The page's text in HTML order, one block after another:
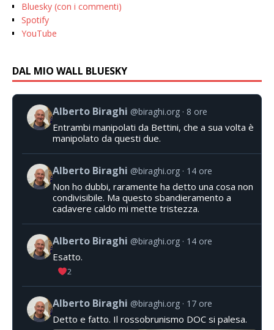
Bluesky (con i commenti)
Spotify
YouTube
DAL MIO WALL BLUESKY
Alberto Biraghi @biraghi.org 8 ore
Entrambi manipolati da Bettini, che a sua volta è
manipolato da questi due.
Alberto Biraghi @biraghi.org 14 ore
Non ho dubbi, raramente ha detto una cosa non
condivisibile. Ma questo sbandieramento a
cadavere caldo mi mette tristezza.
Alberto Biraghi @biraghi.org 14 ore
Esatto.
2
Alberto Biraghi @biraghi.org 17 ore
Detto e fatto. Il rossobrunismo DOC si palesa.